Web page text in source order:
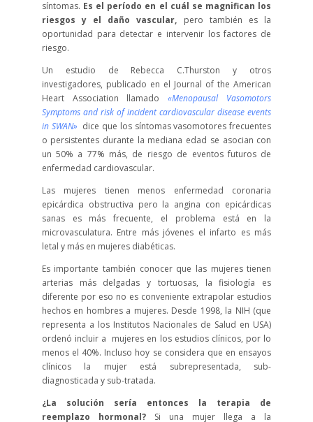
síntomas. Es el período en el cuál se magnifican los
riesgos y el daño vascular, pero también es la
oportunidad para detectar e intervenir los factores de
riesgo.
Un estudio de Rebecca C.Thurston y otros
investigadores, publicado en el Journal of the American
Heart Association llamado«Menopausal Vasomotors
Symptoms and risk of incident cardiovascular disease events
in SWAN» dice que los síntomas vasomotores frecuentes
o persistentes durante la mediana edad se asocian con
un 50% a 77% más, de riesgo de eventos futuros de
enfermedad cardiovascular.
Las mujeres tienen menos enfermedad coronaria
epicárdica obstructiva pero la angina con epicárdicas
sanas es más frecuente, el problema está en la
microvasculatura. Entre más jóvenes el infarto es más
letal y más en mujeres diabéticas.
Es importante también conocer que las mujeres tienen
arterias más delgadas y tortuosas, la fisiología es
diferente por eso no es conveniente extrapolar estudios
hechos en hombres a mujeres. Desde 1998, la NIH (que
representa a los Institutos Nacionales de Salud en USA)
ordenó incluir a mujeres en los estudios clínicos, por lo
menos el 40%. Incluso hoy se considera que en ensayos
clínicos la mujer está subrepresentada, sub-
diagnosticada y sub-tratada.
¿La solución sería entonces la terapia de
reemplazo hormonal?Si una mujer llega a la